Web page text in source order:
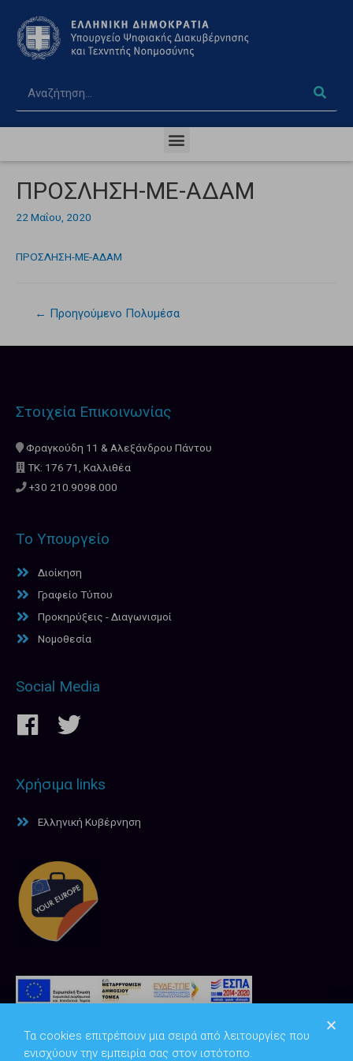
ΠΡΟΣΛΗΣΗ-ΜΕ-ΑΔΑΜ
22 Μαΐου, 2020
ΠΡΟΣΛΗΣΗ-ΜΕ-ΑΔΑΜ
← Προηγούμενο Πολυμέσα
Στοιχεία Επικοινωνίας
Φραγκούδη 11 & Αλεξάνδρου Πάντου
ΤΚ: 176 71, Καλλιθέα
+30 210.9098.000
Το Υπουργείο
Διοίκηση
Γραφείο Τύπου
Προκηρύξεις - Διαγωνισμοί
Νομοθεσία
Social Media
Χρήσιμα links
Ελληνική Κυβέρνηση
Τα cookies επιτρέπουν μια σειρά από λειτουργίες που
ενισχύουν την εμπειρία σας στον ιστότοπο.